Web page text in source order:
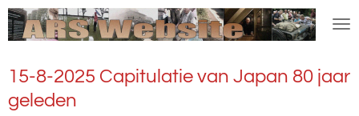
Ga
direct
de
hoofdinhoud
15-8-2025 Capitulatie van Japan 80 jaar
geleden